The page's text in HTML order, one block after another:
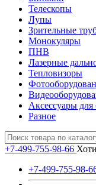
Телескопы
Лупы
Зрительные
Монокуляры
ПНВ
Лазерные
Тепловизоры
Аксессуары для
Разное
+7-499-755-98-66
+7-499-755-98-